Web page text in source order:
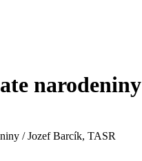
narodeniny
/ Jozef Barcík, TASR